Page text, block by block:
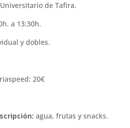
de Tafira.
a 13:30h.
y dobles.
20€
agua, frutas y snacks.